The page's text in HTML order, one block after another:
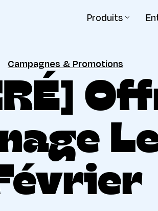
Produits
Campagnes & Promotions